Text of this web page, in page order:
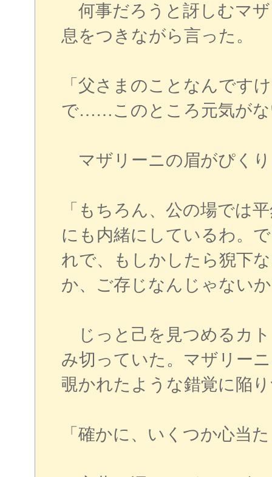
何事だろうと訝しむマ
息をつきながら言った。
「父さまのことなんです
で……このところ元気がな
マザリーニの眉がぴく
「もちろん、公の場では
にも内緒にしているわ。
れで、もしかしたら猊下
か、ご存じなんじゃない
じっと己を見つめるカ
み切っていた。マザリー
覗かれたような錯覚に陥
「確かに、いくつか心